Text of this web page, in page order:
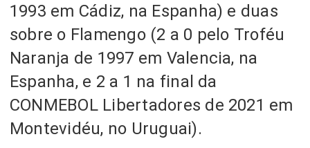
1993 em Cádiz, na Espanha) e duas
sobre o Flamengo(2 a 0 pelo Troféu
Naranja de 1997 em Valencia, na
Espanha, e 2 a 1 na final da
CONMEBOL Libertadores de 2021 em
Montevidéu, no Uruguai).